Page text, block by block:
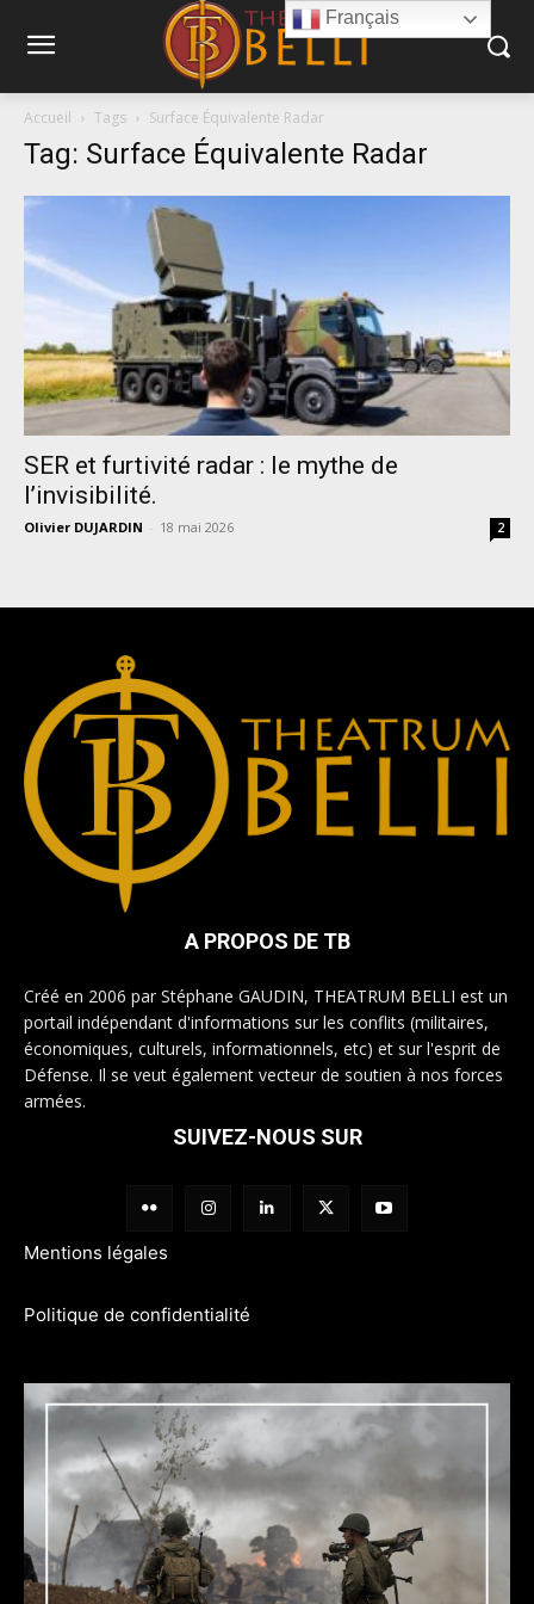
Accueil Tags Surface Équivalente Radar
Tag: Surface Équivalente Radar
SER et furtivité radar : le mythe de
l’invisibilité.
Olivier DUJARDIN - 18 mai 2026 2
A PROPOS DE TB
Créé en 2006 par Stéphane GAUDIN, THEATRUM BELLI est un
portail indépendant d'informations sur les conflits (militaires,
économiques, culturels, informationnels, etc) et sur l'esprit de
Défense. Il se veut également vecteur de soutien à nos forces
armées.
SUIVEZ-NOUS SUR
Mentions légales
Politique de confidentialité
Français